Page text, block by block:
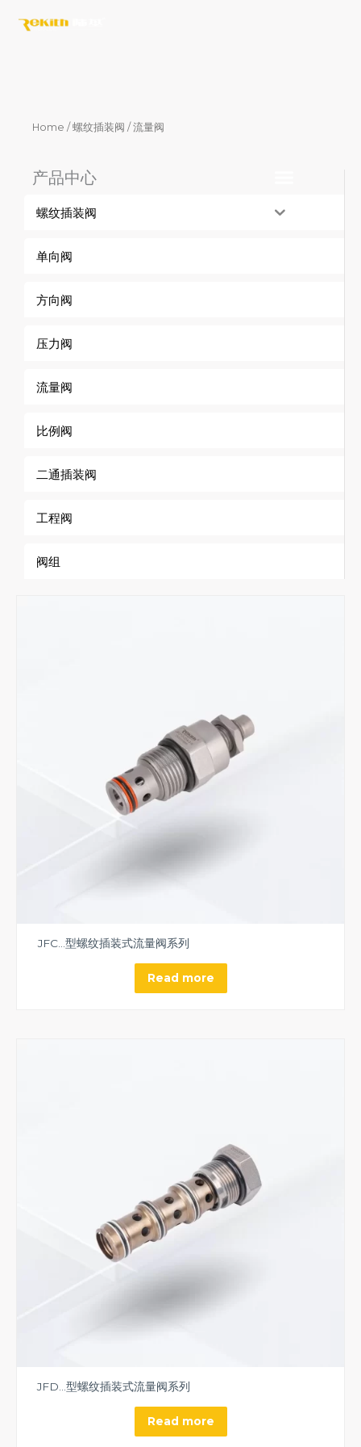
Home / 螺纹插装阀 / 流量阀
产品中心
螺纹插装阀
单向阀
方向阀
压力阀
流量阀
比例阀
二通插装阀
工程阀
阀组
JFC…型螺纹插装式流量阀系列
Read more
JFD…型螺纹插装式流量阀系列
Read more